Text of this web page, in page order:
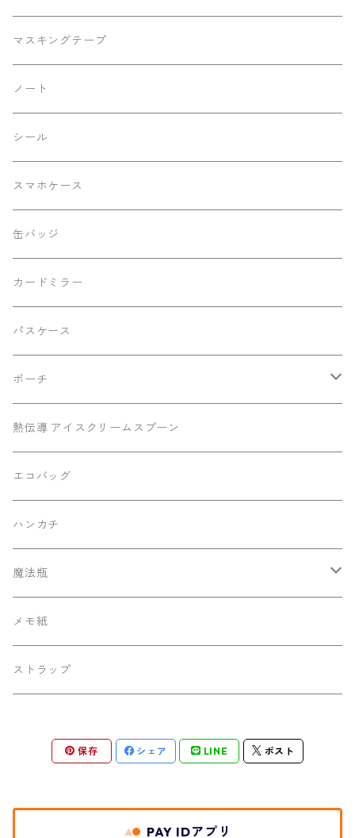
リバティバージョン
デニムバージョン
レースバージョン
シルバーラメバージョン
動物柄バージョン
改良前バージョン
切り離しバックル2023Ver.
マスキングテープ
ノート
シール
スマホケース
缶バッジ
カードミラー
パスケース
ポーチ
底マチミニポーチ
マチありポーチ
熱伝導 アイスクリームスプーン
エコバッグ
ハンカチ
魔法瓶
130ml ポケットサーモボトル
メモ紙
ストラップ
保存 シェア LINE ポスト
PAY IDアプリ